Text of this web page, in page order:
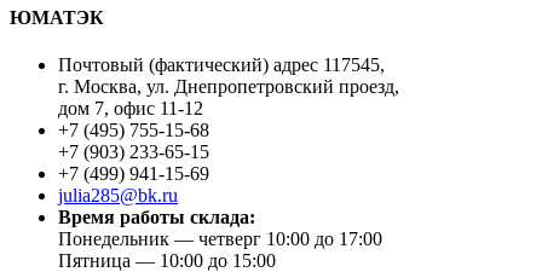
ЮМАТЭК
Почтовый (фактический) адрес 117545,
г. Москва, ул. Днепропетровский проезд,
дом 7, офис 11-12
+7 (495) 755-15-68
+7 (903) 233-65-15
+7 (499) 941-15-69
julia285@bk.ru
Время работы склада:
Понедельник — четверг 10:00 до 17:00
Пятница — 10:00 до 15:00